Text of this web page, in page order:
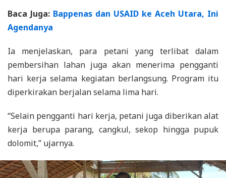
Baca Juga: Bappenas dan USAID ke Aceh Utara, Ini
Agendanya
Ia menjelaskan, para petani yang terlibat dalam
pembersihan lahan juga akan menerima pengganti
hari kerja selama kegiatan berlangsung. Program itu
diperkirakan berjalan selama lima hari.
“Selain pengganti hari kerja, petani juga diberikan alat
kerja berupa parang, cangkul, sekop hingga pupuk
dolomit,” ujarnya.